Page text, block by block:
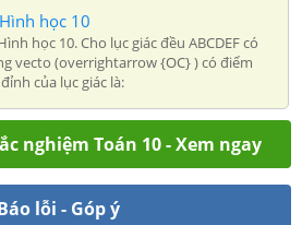
học 10
học 10. Cho lục giác đều ABCDEF có
vecto (overrightarrow {OC} ) có điểm
của lục giác là:
nghiệm Toán 10 - Xem ngay
lỗi - Góp ý